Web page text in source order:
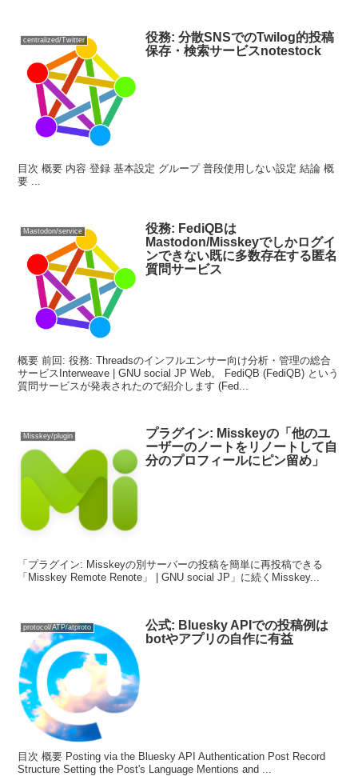
centralized/Twitter
役務: 分散SNSでのTwilog的投稿
保存・検索サービスnotestock
目次 概要 内容 登録 基本設定 グループ 普段使用しない設定 結論 概
要 ...
Mastodon/service
役務: FediQBは
Mastodon/Misskeyでしかログイ
ンできない既に多数存在する匿名
質問サービス
概要 前回: 役務: Threadsのインフルエンサー向け分析・管理の総合
サービスInterweave | GNU social JP Web。 FediQB (FediQB) という
質問サービスが発表されたので紹介します (Fed...
Misskey/plugin
プラグイン: Misskeyの「他のユ
ーザーのノートをリノートして自
分のプロフィールにピン留め」
「プラグイン: Misskeyの別サーバーの投稿を簡単に再投稿できる
「Misskey Remote Renote」 | GNU social JP」に続くMisskey...
protocol/ATP/atproto
公式: Bluesky APIでの投稿例は
botやアプリの自作に有益
目次 概要 Posting via the Bluesky API Authentication Post Record
Structure Setting the Post's Language Mentions and ...